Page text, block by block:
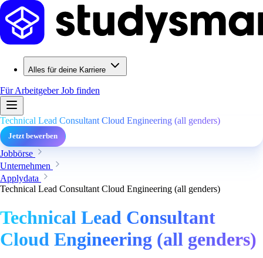
Alles für deine Karriere
Für ArbeitgeberJob finden
Technical Lead Consultant Cloud Engineering (all genders)
Jetzt bewerben
Jobbörse
Unternehmen
Applydata
Technical Lead Consultant Cloud Engineering (all genders)
Technical Lead Consultant
Cloud Engineering (all genders)